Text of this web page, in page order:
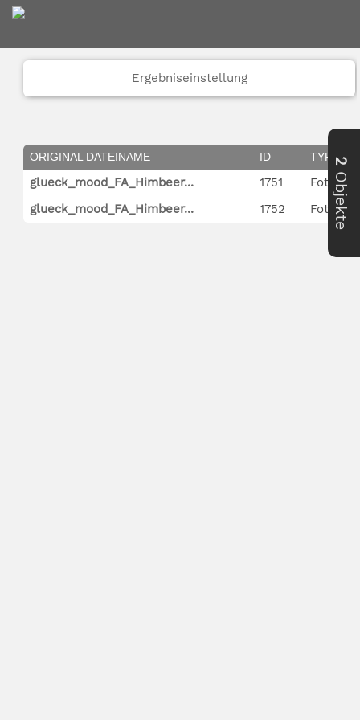
Ergebniseinstellung
ORIGINAL DATEINAME ID TYP
glueck_mood_FA_Himbeer... 1751
Foto
glueck_mood_FA_Himbeer...
1752 Foto
2
Objekte